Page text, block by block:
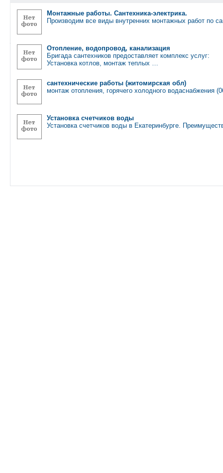
Монтажные работы. Сантехника-электрика.
Производим все виды внутренних монтажных работ по
Отопление, водопровод, канализация
Бригада сантехников предоставляет комплекс услуг:
Установка котлов, монтаж теплых …
сантехнические работы (житомирская обл)
монтаж отопления, горячего холодного водаснабжения
Установка счетчиков воды
Установка счетчиков воды в Екатеринбурге.